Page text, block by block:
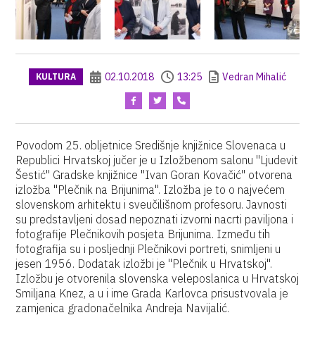
KULTURA 02.10.2018 13:25 Vedran Mihalić
Povodom 25. obljetnice Središnje knjižnice Slovenaca u
Republici Hrvatskoj jučer je u Izložbenom salonu "Ljudevit
Šestić" Gradske knjižnice "Ivan Goran Kovačić" otvorena
izložba "Plečnik na Brijunima". Izložba je to o najvećem
slovenskom arhitektu i sveučilišnom profesoru. Javnosti
su predstavljeni dosad nepoznati izvorni nacrti paviljona i
fotografije Plečnikovih posjeta Brijunima. Između tih
fotografija su i posljednji Plečnikovi portreti, snimljeni u
jesen 1956. Dodatak izložbi je "Plečnik u Hrvatskoj".
Izložbu je otvorenila slovenska veleposlanica u Hrvatskoj
Smiljana Knez, a u i ime Grada Karlovca prisustvovala je
zamjenica gradonačelnika Andreja Navijalić.